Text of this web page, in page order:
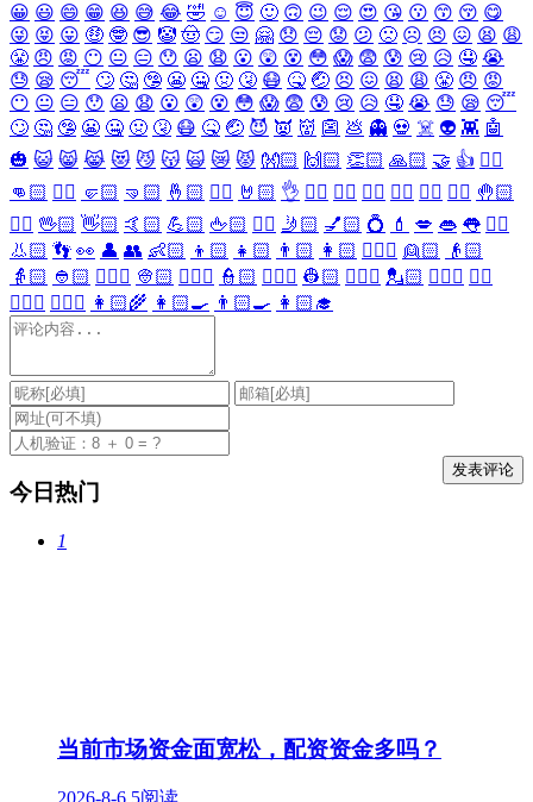
😀 😃 😄 😁 😆 😅 😂 🤣 ☺️ 😇 🙂 🙃 😉 😌 😍 😘 😗 😙 😚 😋
😜 😝 😛 🤑 🤓 😎 🤡 🤠 😏 😒 🤗 😞 😔 😟 😕 🙁 ☹️ 😣 😖 😫 😩
😤 😠 😡 😶 😐 😑 😯 😦 😧 😮 😲 😵 😳 😱 😨 😰 😢 😥 🤤 😭
😓 😪 😴 🙄 🤔 🤥 😬 🤐 🤢 🤧 😷 🤒 🤕 😣 😖 😫 😩 😤 😠 😡
😶 😐 😑 😯 😦 😧 😮 😲 😵 😳 😱 😨 😰 😢 😥 🤤 😭 😓 😪 😴
🙄 🤔 🤥 😬 🤐 🤢 🤧 😷 🤒 🤕 😈 👿 👹 👺 💩 👻 💀 ☠️ 👽 👾 🤖
🎃 😺 😸 😹 😻 😼 😽 🙀 😿 😾 👐🏻 🙌🏻 👏🏻 🙏🏻 🤝 👍 👎🏻
👊🏻 ✊🏻 🤛🏻 🤜🏻 🤞🏻 ✌🏻 🤘🏻 👌 👈🏻 👉🏻 👆🏻 👇🏻 ☝🏻 ✋🏻 🤚🏻
🖐🏻 🖖🏻 👋🏻 🤙🏻 💪🏻 🖕🏻 ✍🏻 🤳🏻 💅🏻 💍 💄 💋 👄 👅 👂🏻
👃🏻 👣 👀 👤 👥 👶🏻 👦🏻 👧🏻 👨🏻 👩🏻 👱🏻‍♀️ 👱🏻
👴🏻
👵🏻 👲🏻 👳🏻‍♀️ 👳🏻 👮🏻‍♀️ 👮🏻 👷🏻‍♀️ 👷🏻 💂🏻‍♀️ 💂🏻 🕵🏻‍♀️ 🕵🏻
👩🏻‍⚕️ 👨🏻‍⚕️ 👩🏻‍🌾 👩🏻‍🍳 👨🏻‍🍳 👩🏻‍🎓
今日热门
1
当前市场资金面宽松，配资资金多吗？